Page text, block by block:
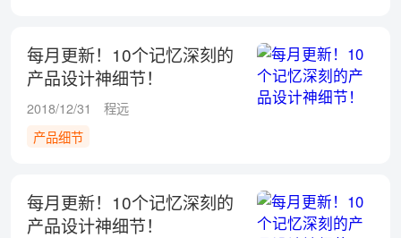
每月更新！10个记忆深刻的
产品设计神细节！
2018/12/31
程远
产品细节
每月更新！10个记忆深刻的
产品设计神细节！